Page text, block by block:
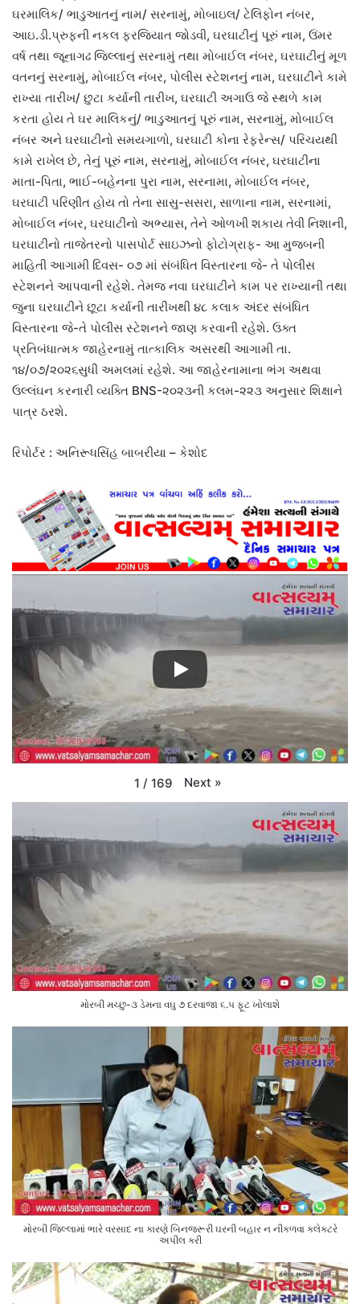
ઘરમાલિક/ ભાડુઆતનું નામ/ સરનામું, મોબાઇલ/ ટેલિફોન નંબર,
આઇ.ડી.પ્રુફની નકલ ફરજિયાત જોડવી, ઘરઘાટીનું પૂરું નામ, ઉંમર
વર્ષ તથા જૂનાગઢ જિલ્લાનું સરનામું તથા મોબાઈલ નંબર, ઘરઘાટીનું મૂળ
વતનનું સરનામું, મોબાઈલ નંબર, પોલીસ સ્ટેશનનું નામ, ઘરઘાટીને કામે
રાખ્યા તારીખ/ છુટા કર્યાની તારીખ, ઘરઘાટી અગાઉ જે સ્થળે કામ
કરતા હોય તે ઘર માલિકનું/ ભાડુઆતનું પૂરું નામ, સરનામું, મોબાઈલ
નંબર અને ઘરઘાટીનો સમયગાળો, ઘરઘાટી કોના રેફરેન્સ/ પરિચયથી
કામે રાખેલ છે, તેનું પૂરું નામ, સરનામું, મોબાઈલ નંબર, ઘરઘાટીના
માતા-પિતા, ભાઈ-બહેનના પુરા નામ, સરનામા, મોબાઈલ નંબર,
ઘરઘાટી પરિણીત હોય તો તેના સાસુ-સસરા, સાળાના નામ, સરનામાં,
મોબાઈલ નંબર, ઘરઘાટીનો અભ્યાસ, તેને ઓળખી શકાય તેવી નિશાની,
ઘરઘાટીનો તાજેતરનો પાસપોર્ટ સાઇઝનો ફોટોગ્રાફ- આ મુજબની
માહિતી આગામી દિવસ- ૦૭ માં સંબંધિત વિસ્તારના જે- તે પોલીસ
સ્ટેશનને આપવાની રહેશે. તેમજ નવા ઘરઘાટીને કામ પર રાખ્યાની તથા
જુના ઘરઘાટીને છૂટા કર્યાની તારીખથી ૪૮ કલાક અંદર સંબંધિત
વિસ્તારના જે-તે પોલીસ સ્ટેશનને જાણ કરવાની રહેશે. ઉક્ત
પ્રતિબંધાત્મક જાહેરનામું તાત્કાલિક અસરથી આગામી તા.
૧૪/૦૭/૨૦૨૬સુધી અમલમાં રહેશે. આ જાહેરનામાના ભંગ અથવા
ઉલ્લંઘન કરનારી વ્યક્તિ BNS-૨૦૨૩ની કલમ-૨૨૩ અનુસાર શિક્ષાને
પાત્ર ઠરશે.
રિપોર્ટર : અનિરૂધસિંહ બાબરીયા – કેશોદ
1 / 169 Next »
મોરબી મચ્છુ-૩ ડેમના વઘુ ૭ દરવાજા ૬.૫ ફૂટ ખોલાશે
મોરબી જિલ્લામાં ભારે વરસાદ ના કારણે બિનજરૂરી ઘરની બહાર ન નીકળવા કલેક્ટરે
અપીલ કરી